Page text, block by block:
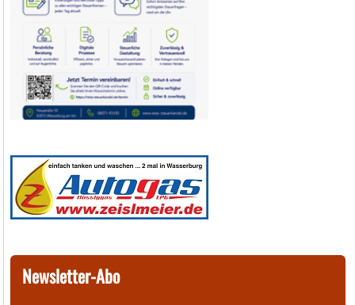
Newsletter-Abo